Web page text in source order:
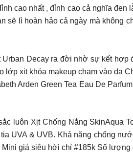
cao nhất , đỉnh cao cả nghĩa đen
sẽ lì hoàn hảo cả ngày mà
Decay ra đời nhờ sự kết hợp
xịt khóa makeup chạm vào da
Arden Green Tea Eau De
Xịt Chống Nắng SkinAqua
UVA & UVB. Khả năng chống
giá siêu hời chỉ #185k Số